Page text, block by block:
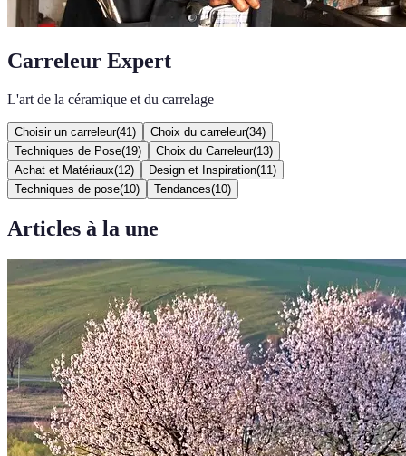
Carreleur Expert
L'art de la céramique et du carrelage
Choisir un carreleur(41 ) Choix du carreleur(34)
Techniques de Pose(19) Choix du Carreleur(13)
Achat et Matériaux(12) Design et Inspiration(11 )
Techniques de pose(10) Tendances(10)
Articles à la une